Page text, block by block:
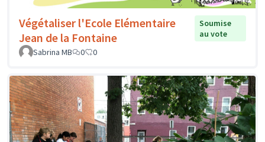
Végétaliser l'Ecole Elémentaire
Jean de la Fontaine
Soumise
au vote
Sabrina MB
0 0